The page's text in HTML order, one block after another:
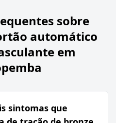
sobre
automático
em
sintomas que